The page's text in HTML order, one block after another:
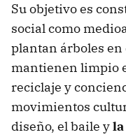
Su objetivo es
social como
plantan árboles en
mantienen limpio
reciclaje y
movimientos
diseño, el baile y